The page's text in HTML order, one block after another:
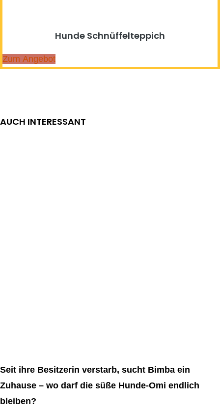
Hunde Schnüffelteppich
Zum Angebot
AUCH INTERESSANT
Seit ihre Besitzerin verstarb, sucht Bimba ein
Zuhause – wo darf die süße Hunde-Omi endlich
bleiben?